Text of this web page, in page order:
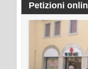
Petizioni